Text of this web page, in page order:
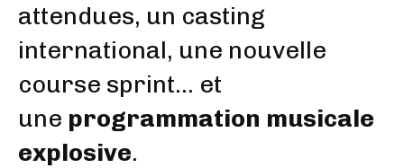
attendues, un casting
international, une nouvelle
course sprint… et
une programmation musicale
explosive.